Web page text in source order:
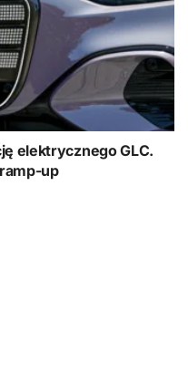
elektrycznego GLC.
up